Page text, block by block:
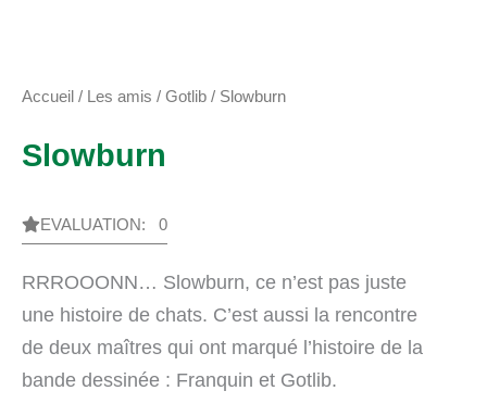
Accueil / Les amis / Gotlib / Slowburn
Slowburn
EVALUATION: 0
RRROOONN… Slowburn, ce n’est pas juste
une histoire de chats. C’est aussi la rencontre
de deux maîtres qui ont marqué l’histoire de la
bande dessinée : Franquin et Gotlib.